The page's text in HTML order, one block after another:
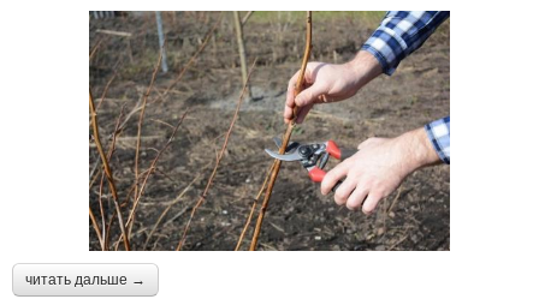
читать дальше →